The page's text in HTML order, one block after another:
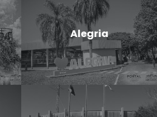
Alegria